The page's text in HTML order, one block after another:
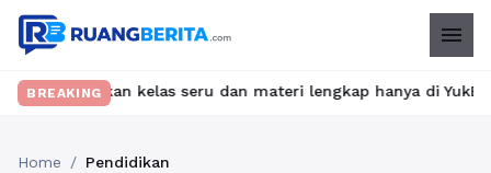
menu
BREAKINGkelas seru dan materi lengkap hanya di
Home / Pendidikan